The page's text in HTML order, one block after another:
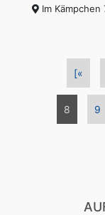
Im
[«
8 9